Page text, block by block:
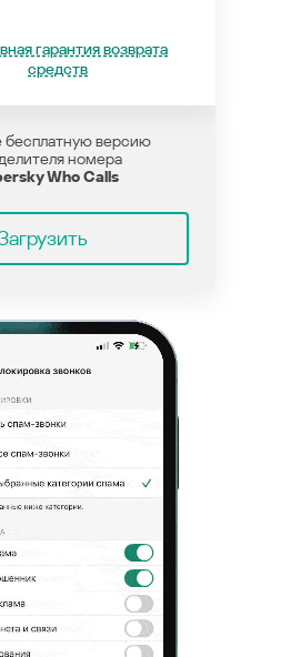
гарантия возврата
средств
бесплатную версию
номера
Who Calls